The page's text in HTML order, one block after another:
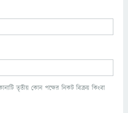
তৃতীয় কোন পক্ষের নিকট বিক্রয় কিংবা